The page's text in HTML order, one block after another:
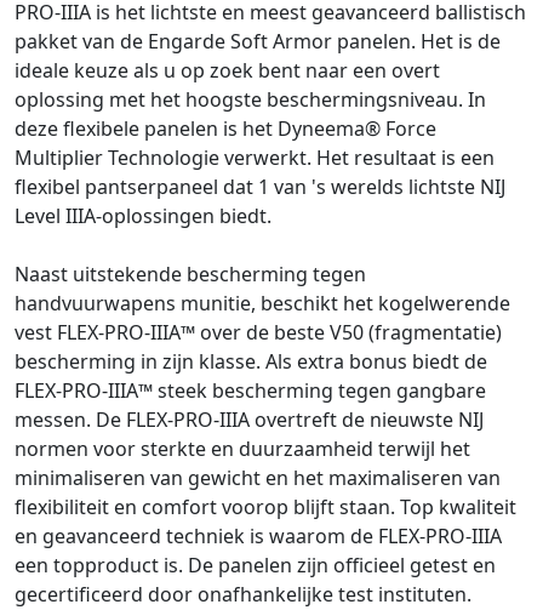
PRO-IIIA is het lichtste en meest geavanceerd ballistisch
pakket van de Engarde Soft Armor panelen. Het is de
ideale keuze als u op zoek bent naar een overt
oplossing met het hoogste beschermingsniveau. In
deze flexibele panelen is het Dyneema® Force
Multiplier Technologie verwerkt. Het resultaat is een
flexibel pantserpaneel dat 1 van 's werelds lichtste NIJ
Level IIIA-oplossingen biedt.
Naast uitstekende bescherming tegen
handvuurwapens munitie, beschikt het kogelwerende
vest FLEX-PRO-IIIA™ over de beste V50 (fragmentatie)
bescherming in zijn klasse. Als extra bonus biedt de
FLEX-PRO-IIIA™ steek bescherming tegen gangbare
messen. De FLEX-PRO-IIIA overtreft de nieuwste NIJ
normen voor sterkte en duurzaamheid terwijl het
minimaliseren van gewicht en het maximaliseren van
flexibiliteit en comfort voorop blijft staan. Top kwaliteit
en geavanceerd techniek is waarom de FLEX-PRO-IIIA
een topproduct is. De panelen zijn officieel getest en
gecertificeerd door onafhankelijke test instituten.